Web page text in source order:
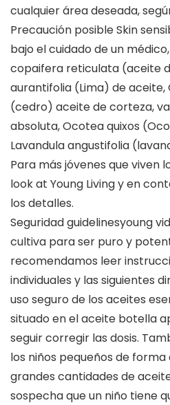
cualquier área deseada,
Precaución posible Skin
bajo el cuidado de un
copaifera reticulata (aceite
aurantifolia (Lima) de
(cedro) aceite de corteza,
absoluta, Ocotea quixos
Lavandula angustifolia
Para más jóvenes que viven
look at Young Living y en
los detalles.
Seguridad guidelinesyoung
cultiva para ser puro y
recomendamos leer
individuales y las siguientes
uso seguro de los aceites
situado en el aceite botella
seguir corregir las dosis.
los niños pequeños de
grandes cantidades de
sospecha que un niño tiene